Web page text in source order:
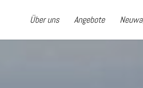
Über uns Angebote